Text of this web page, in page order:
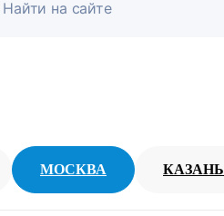
МОСКВА КАЗАНЬ